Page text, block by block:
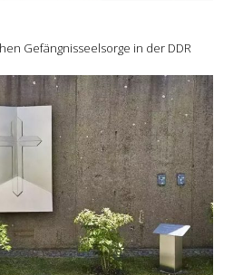
Gefängnisseelsorge in der DDR